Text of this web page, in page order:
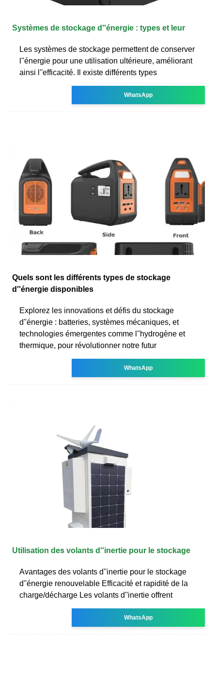
Systèmes de stockage d''énergie : types et leur
Les systèmes de stockage permettent de conserver
l''énergie pour une utilisation ultérieure, améliorant
ainsi l''efficacité. Il existe différents types
WhatsApp
Quels sont les différents types de stockage
d''énergie disponibles
Explorez les innovations et défis du stockage
d''énergie : batteries, systèmes mécaniques, et
technologies émergentes comme l''hydrogène et
thermique, pour révolutionner notre futur
WhatsApp
Utilisation des volants d''inertie pour le stockage
Avantages des volants d''inertie pour le stockage
d''énergie renouvelable Efficacité et rapidité de la
charge/décharge Les volants d''inertie offrent
WhatsApp